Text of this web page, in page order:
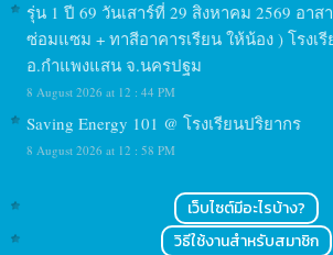
รุ่น 1 ปี 69 วันเสาร์ที่ 29 สิงหาคม 2569 อา
ซ่อมแซม + ทาสีอาคารเรียน ให้น้อง ) โรงเ
อ.กำแพงแสน จ.นครปฐม
8 August 2026 at 12 : 44 PM
Saving Energy 101 @ โรงเรียนปริยากร
8 August 2026 at 12 : 58 PM
เว็บไซต์มีอะไรบ้าง?
วิธีใช้งานสำหรับสมาชิก